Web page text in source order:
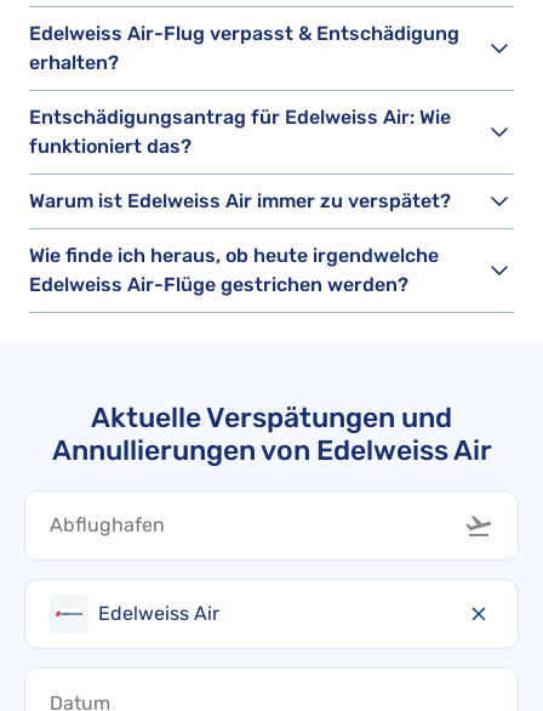
Edelweiss Air-Flug verpasst & Entschädigung
erhalten?
Entschädigungsantrag für Edelweiss Air: Wie
funktioniert das?
Warum ist Edelweiss Air immer zu verspätet?
Wie finde ich heraus, ob heute irgendwelche
Edelweiss Air-Flüge gestrichen werden?
Aktuelle Verspätungen und
Annullierungen von Edelweiss Air
Edelweiss Air